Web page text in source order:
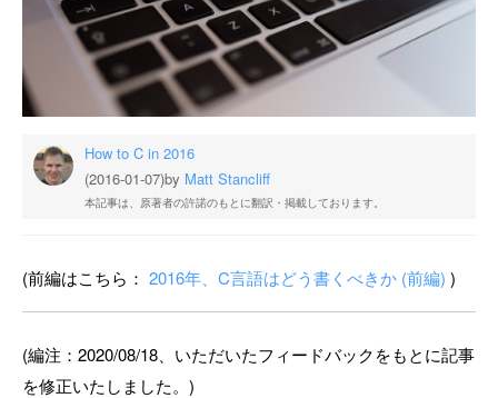
How to C in 2016
(2016-01-07)by Matt Stancliff
本記事は、原著者の許諾のもとに翻訳・掲載しております。
(前編はこちら： 2016年、C言語はどう書くべきか (前編) )
(編注：2020/08/18、いただいたフィードバックをもとに記事
を修正いたしました。)